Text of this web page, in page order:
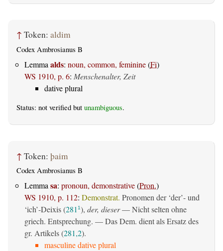
↑ Token: aldim
Codex Ambrosianus B
Lemma alds: noun, common, feminine(Fi)
WS 1910, p. 6: Menschenalter, Zeit
dative plural
Status: not verified but unambiguous.
↑ Token: þaim
Codex Ambrosianus B
Lemmasa: pronoun, demonstrative(Pron.)
WS 1910, p. 112: Demonstrat. Pronomen der ‘der’- und
‘ich’-Deixis (281 1), der, dieser— Nicht selten ohne
griech. Entsprechung. — Das Dem. dient als Ersatz des
gr. Artikels (281,2).
masculine dative plural